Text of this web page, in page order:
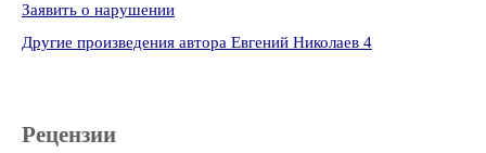
Заявить о нарушении
Другие произведения автора Евгений Николаев 4
Рецензии